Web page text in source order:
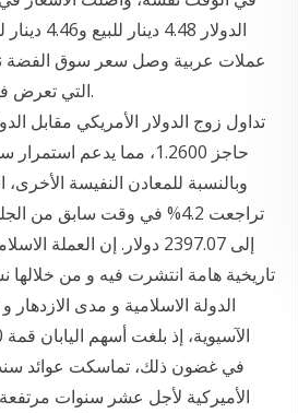
التي تعرض فيها السعر للمقاومة أكثر من مرة وهو مستوى حاسم يجب الانتباه اليه.
حاجز 1.2600، مما يدعم
إلى 2397.07 دولار. إن
تاريخية هامة انتشرت فيه و من